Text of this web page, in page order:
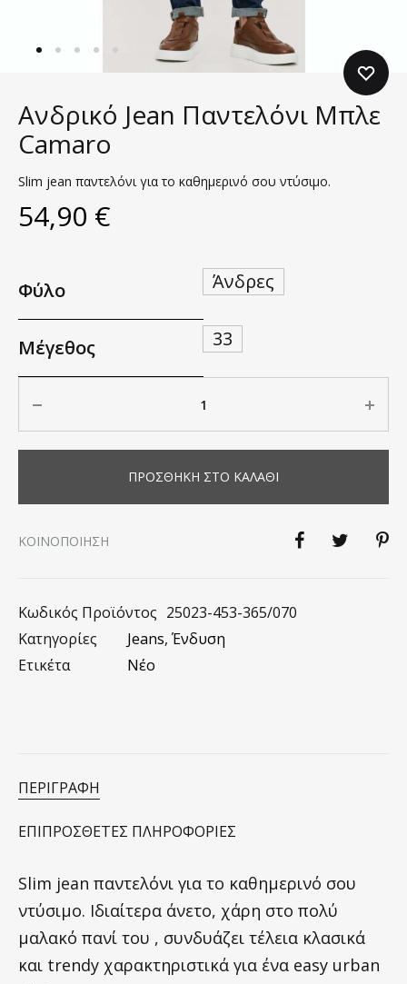
Ανδρικό Jean Παντελόνι Μπλε
Camaro
Slim jean παντελόνι για το καθημερινό σου ντύσιμο.
54,90 €
Φύλο Άνδρες
Μέγεθος 33
ΠΡΟΣΘΉΚΗ ΣΤΟ ΚΑΛΆΘΙ
KΟΙΝΟΠΟΊΗΣΗ
Κωδικός Προϊόντος 25023-453-365/070
Κατηγορίες
Jeans, Ένδυση
Ετικέτα
Νέο
ΠΕΡΙΓΡΑΦΉ
ΕΠΙΠΡΌΣΘΕΤΕΣ ΠΛΗΡΟΦΟΡΊΕΣ
Slim jean παντελόνι για το καθημερινό σου
ντύσιμο. Ιδιαίτερα άνετο, χάρη στο πολύ
μαλακό πανί του , συνδυάζει τέλεια κλασικά
και trendy χαρακτηριστικά για ένα easy urban